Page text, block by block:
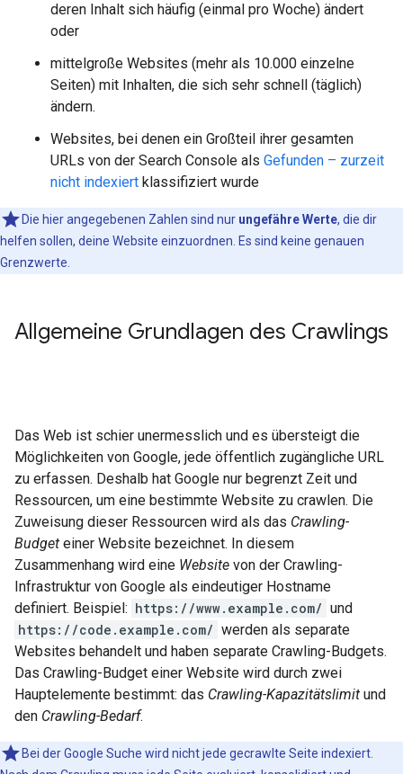
deren Inhalt sich häufig (einmal pro Woche) ändert
oder
mittelgroße Websites (mehr als 10.000 einzelne
Seiten) mit Inhalten, die sich sehr schnell (täglich)
ändern.
Websites, bei denen ein Großteil ihrer gesamten
URLs von der Search Console als Gefunden – zurzeit
nicht indexiert klassifiziert wurde
Die hier angegebenen Zahlen sind nur ungefähre Werte, die dir
helfen sollen, deine Website einzuordnen. Es sind keine genauen
Grenzwerte.
Allgemeine Grundlagen des Crawlings
Das Web ist schier unermesslich und es übersteigt die
Möglichkeiten von Google, jede öffentlich zugängliche URL
zu erfassen. Deshalb hat Google nur begrenzt Zeit und
Ressourcen, um eine bestimmte Website zu crawlen. Die
Zuweisung dieser Ressourcen wird als das Crawling-
Budget einer Website bezeichnet. In diesem
Zusammenhang wird eine Website von der Crawling-
Infrastruktur von Google als eindeutiger Hostname
definiert. Beispiel: https://www.example.com/ und
https://code.example.com/ werden als separate
Websites behandelt und haben separate Crawling-Budgets.
Das Crawling-Budget einer Website wird durch zwei
Hauptelemente bestimmt: das Crawling-Kapazitätslimit und
den Crawling-Bedarf.
Bei der Google Suche wird nicht jede gecrawlte Seite indexiert.